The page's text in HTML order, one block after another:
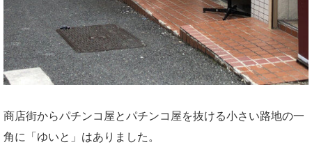
商店街からパチンコ屋とパチンコ屋を抜ける小さい路地の一
角に「ゆいと」はありました。